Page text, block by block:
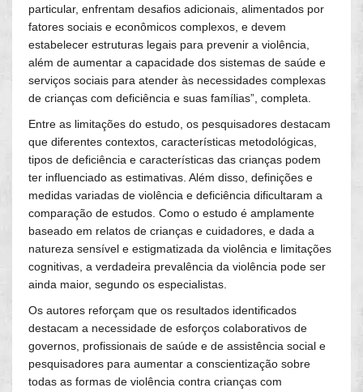
particular, enfrentam desafios adicionais, alimentados por
fatores sociais e econômicos complexos, e devem
estabelecer estruturas legais para prevenir a violência,
além de aumentar a capacidade dos sistemas de saúde e
serviços sociais para atender às necessidades complexas
de crianças com deficiência e suas famílias”, completa.
Entre as limitações do estudo, os pesquisadores destacam
que diferentes contextos, características metodológicas,
tipos de deficiência e características das crianças podem
ter influenciado as estimativas. Além disso, definições e
medidas variadas de violência e deficiência dificultaram a
comparação de estudos. Como o estudo é amplamente
baseado em relatos de crianças e cuidadores, e dada a
natureza sensível e estigmatizada da violência e limitações
cognitivas, a verdadeira prevalência da violência pode ser
ainda maior, segundo os especialistas.
Os autores reforçam que os resultados identificados
destacam a necessidade de esforços colaborativos de
governos, profissionais de saúde e de assistência social e
pesquisadores para aumentar a conscientização sobre
todas as formas de violência contra crianças com